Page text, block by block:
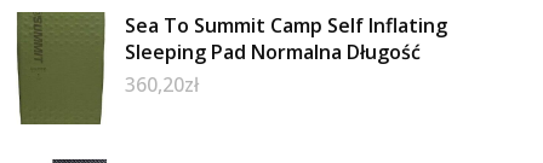
Sea To Summit Camp Self Inflating
Sleeping Pad Normalna Długość
360,20zł